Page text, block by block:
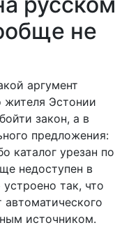
не
аргумент
жителя Эстонии
закон, а в
предложения:
каталог урезан по
недоступен в
так, что
автоматического
источником.